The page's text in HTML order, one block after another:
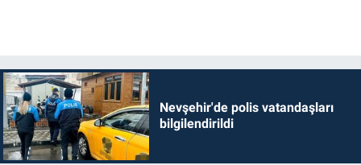
Nevşehir'de polis vatandaşları
bilgilendirildi